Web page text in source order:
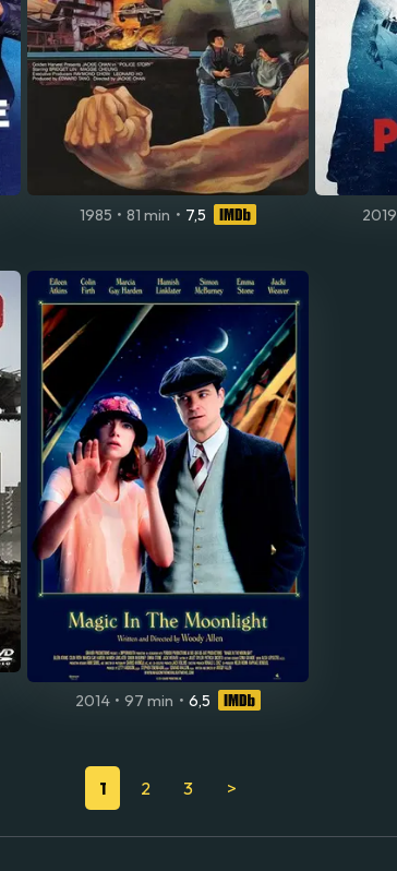
1985 • 81 min • 7,5 2019
2014 • 97 min • 6,5
1 2 3 >